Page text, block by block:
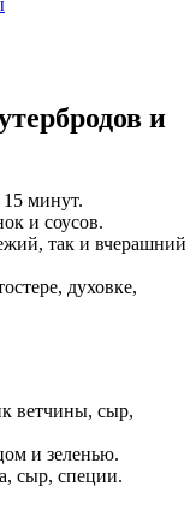
и
минут.
и соусов.
так и вчерашний
духовке,
ветчины, сыр,
и зеленью.
сыр, специи.